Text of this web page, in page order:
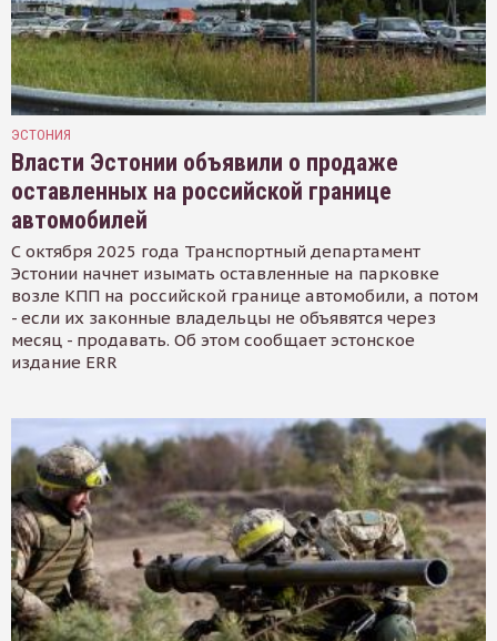
ЭСТОНИЯ
Власти Эстонии объявили о продаже
оставленных на российской границе
автомобилей
С октября 2025 года Транспортный департамент
Эстонии начнет изымать оставленные на парковке
возле КПП на российской границе автомобили, а потом
- если их законные владельцы не объявятся через
месяц - продавать. Об этом сообщает эстонское
издание ERR